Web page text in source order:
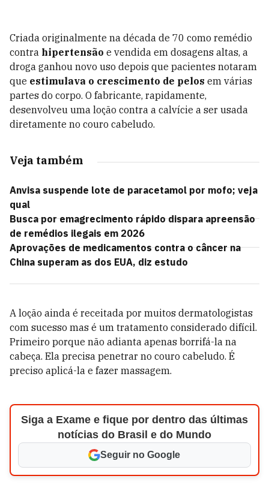
Criada originalmente na década de 70 como remédio
contra hipertensão e vendida em dosagens altas, a
droga ganhou novo uso depois que pacientes notaram
que estimulava o crescimento de pelos em várias
partes do corpo. O fabricante, rapidamente,
desenvolveu uma loção contra a calvície a ser usada
diretamente no couro cabeludo.
Veja também
Anvisa suspende lote de paracetamol por mofo; veja
qual
Busca por emagrecimento rápido dispara apreensão
de remédios ilegais em 2026
Aprovações de medicamentos contra o câncer na
China superam as dos EUA, diz estudo
A loção ainda é receitada por muitos dermatologistas
com sucesso mas é um tratamento considerado difícil.
Primeiro porque não adianta apenas borrifá-la na
cabeça. Ela precisa penetrar no couro cabeludo. É
preciso aplicá-la e fazer massagem.
Siga a Exame e fique por dentro das últimas
notícias do Brasil e do Mundo
Seguir no Google